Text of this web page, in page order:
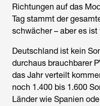
Richtungen auf das
Tag stammt der
schwächer – aber es ist
Deutschland ist kein
durchaus brauchbarer
das Jahr verteilt
noch 1.400 bis 1.600
Länder wie Spanien